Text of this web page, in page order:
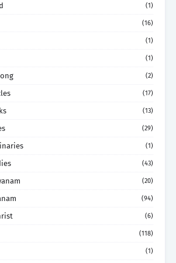
(1)
(16)
(1)
(1)
(2)
(17)
(13)
(29)
(1)
(43)
(20)
(94)
(6)
(118)
(1)